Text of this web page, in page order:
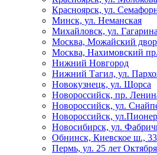
Красноярск, ул.
Минск, ул. Неманская
Михайловск, ул. Гагарина
Москва, Можайский двор
Москва, Нахимовский пр.
Нижний Новгород
Нижний Тагил, ул.
Новокузнецк, ул. Щорса
Новороссийск, пр.
Новороссийск, ул.
Новороссийск,
Новосибирск, ул.
Обнинск, Киевское ш., 33
Пермь, ул. 25 лет Октября